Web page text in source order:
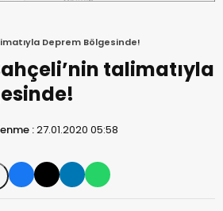
Deprem Bölgesinde!
talimatıyla
:27.01.2020 05:58